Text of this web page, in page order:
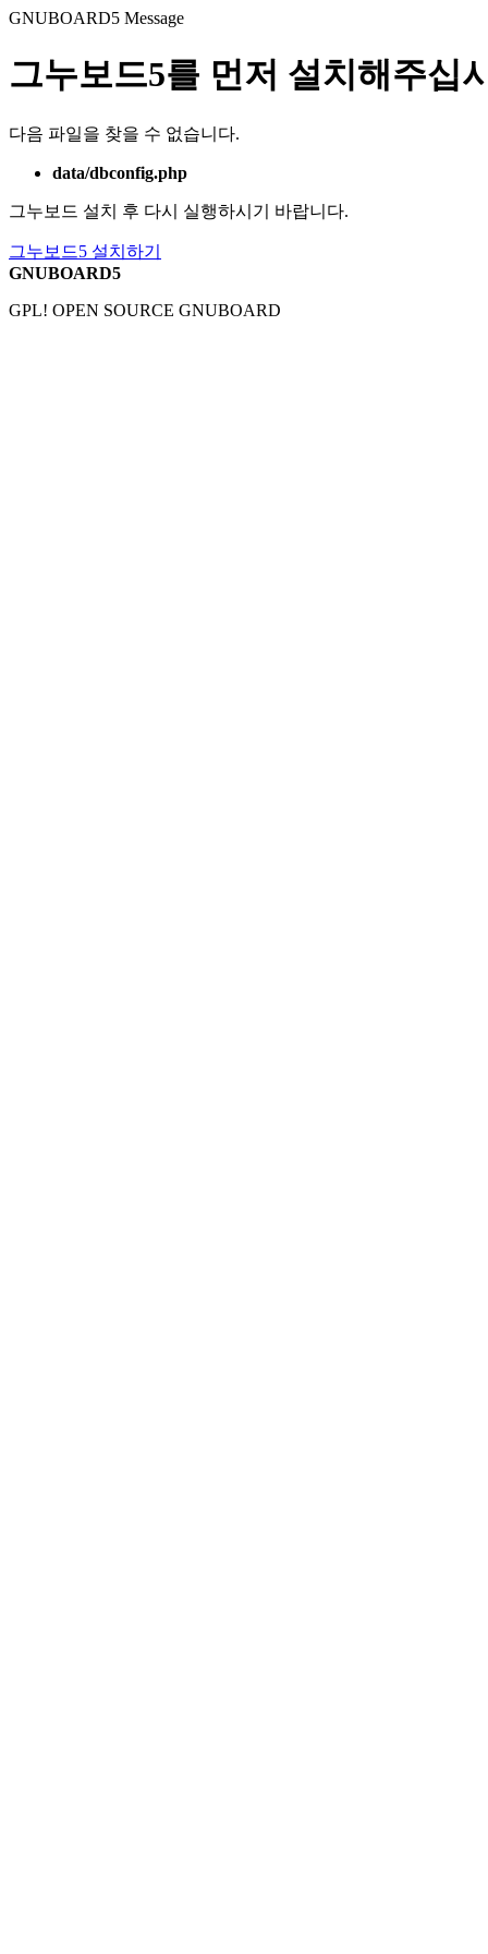
GNUBOARD5 Message
그누보드5를 먼저 설치해주십
다음 파일을 찾을 수 없습니다.
data/dbconfig.php
그누보드 설치 후 다시 실행하시기 바랍니다.
그누보드5 설치하기
GNUBOARD5
GPL! OPEN SOURCE GNUBOARD